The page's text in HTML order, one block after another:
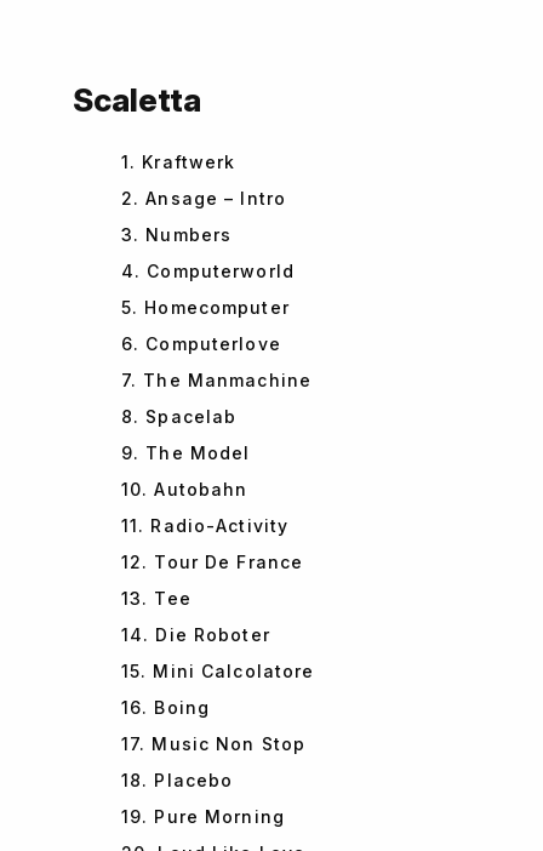
Scaletta
1. Kraftwerk
2. Ansage – Intro
3. Numbers
4. Computerworld
5. Homecomputer
6. Computerlove
7. The Manmachine
8. Spacelab
9. The Model
10. Autobahn
11. Radio-Activity
12. Tour De France
13. Tee
14. Die Roboter
15. Mini Calcolatore
16. Boing
17. Music Non Stop
18. Placebo
19. Pure Morning